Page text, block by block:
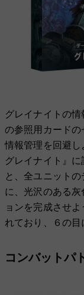
グレイナイトの
の参照用カード
情報管理を回避し
グレイナイト』
と、全ユニット
に、光沢のある
ョンを完成させ
れており、６の目
コンバットパ